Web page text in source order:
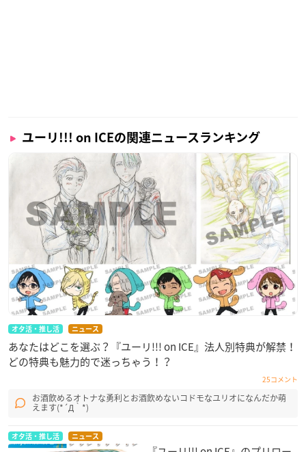
ユーリ!!! on ICEの関連ニュースランキング
オタ活・推し活 ニュース
あなたはどこを選ぶ？『ユーリ!!! on ICE』法人別特典が解禁！
どの特典も魅力的で迷っちゃう！？
25コメント
お酒飲めるオトナな勇利とお酒飲めないコドモなユリオになんだか萌
えます(*´Д｀*)
オタ活・推し活 ニュース